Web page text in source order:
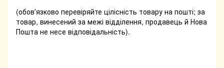
(обовʼязково перевіряйте цілісність товару на пошті; за
товар, винесений за межі відділення, продавець й Нова
Пошта не несе відповідальність).